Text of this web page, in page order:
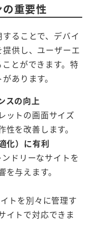
重要性
ることで、デバイ
供し、ユーザーエ
とができます。特
あります。
スの向上
ットの画面サイズ
を改善します。
化）に有利
ドリーなサイトを
与えます。
トを別々に管理す
イトで対応できま